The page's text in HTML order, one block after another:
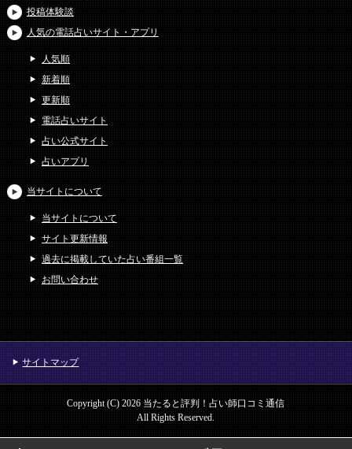
投稿体験談
人気の電話占いサイト・アプリ
人気順
新着順
更新順
電話占いサイト
占い公式サイト
占いアプリ
当サイトについて
当サイトについて
サイト更新情報
過去に掲載していた占い番組一覧
お問い合わせ
サイトマップ
Copyright (C) 2026 当たると評判！占い師口コミ通信
All Rights Reserved.